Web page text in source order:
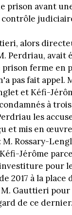
prison avant
alors
Perdriau, avait
prison ferme en
pas fait appel.
et Kéfi-
à
les
et mis en
M. Rossary-
Jérôme
pour
2017 à la place
Gauttieri pour
de ce